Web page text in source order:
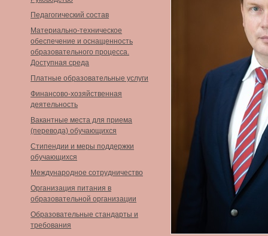
Педагогический состав
Материально-техническое
обеспечение и оснащенность
образовательного процесса.
Доступная среда
Платные образовательные услуги
Финансово-хозяйственная
деятельность
Вакантные места для приема
(перевода) обучающихся
Стипендии и меры поддержки
обучающихся
Международное сотрудничество
Организация питания в
образовательной организации
Образовательные стандарты и
требования